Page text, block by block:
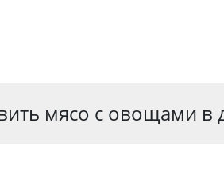
мясо с овощами в